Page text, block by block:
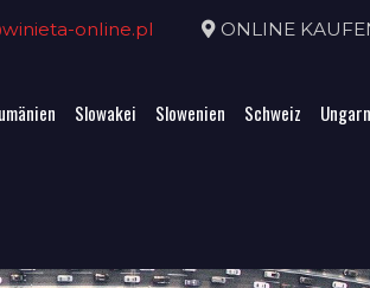
online.pl ONLINE
Slowakei Slowenien Schweiz Ungarn